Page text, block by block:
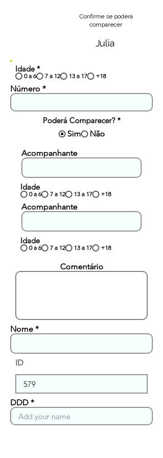
Confirme se poderá
comparecer
Julia
Idade *
0 a 6 7 a 12 13 a 17 +18
Número
Poderá Comparecer? *
Sim
Não
Acompanhante
Idade
0 a 6 7 a 12 13 a 17 +18
Acompanhante
Idade
0 a 6 7 a 12 13 a 17 +18
Comentário
Nome
ID
DDD